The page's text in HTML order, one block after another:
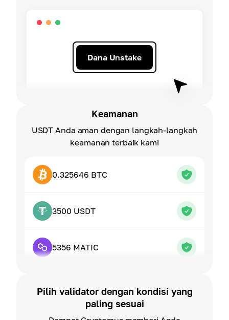
Dana Unstake
0.325646 BTC
3500 USDT
5356 MATIC
Keamanan
USDT Anda aman dengan langkah-langkah
keamanan terbaik kami
Pilih validator dengan kondisi yang
paling sesuai